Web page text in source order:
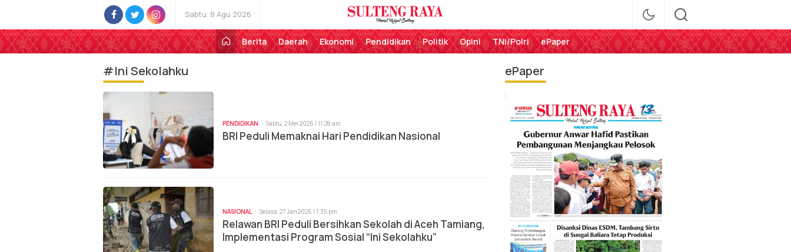
Sabtu, 8 Agu 2026
Sulteng Raya
Perekat Rakyat Sulteng
Berita
Daerah Ekonomi Pendidikan Politik Opini TNI/Polri ePaper
#Ini Sekolahku
PENDIDIKAN Sabtu, 2 Mei 2026 | 11:28 am
BRI Peduli Memaknai Hari Pendidikan Nasional
NASIONAL Selasa, 27 Jan 2026 | 1:35 pm
Relawan BRI Peduli Bersihkan Sekolah di Aceh Tamiang,
Implementasi Program Sosial “Ini Sekolahku”
ePaper